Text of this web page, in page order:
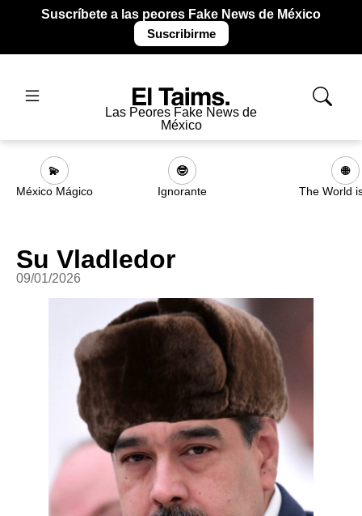
Suscríbete a las peores Fake News de México
Suscribirme
Las Peores Fake News de
México
💫
México Mágico
🤓
Ignorante
🌐
The World
Su Vladledor
09/01/2026